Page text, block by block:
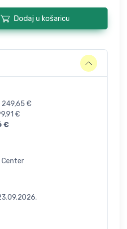
Dodaj u košaricu
249,65 €
€
€
Center